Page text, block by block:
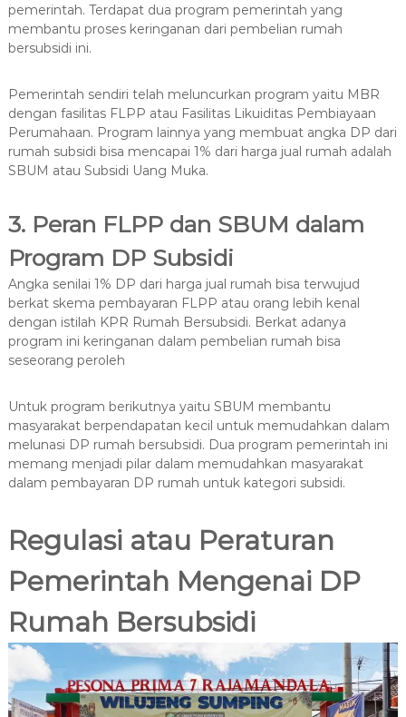
pemerintah. Terdapat dua program pemerintah yang
membantu proses keringanan dari pembelian rumah
bersubsidi ini.
Pemerintah sendiri telah meluncurkan program yaitu MBR
dengan fasilitas FLPP atau Fasilitas Likuiditas Pembiayaan
Perumahaan. Program lainnya yang membuat angka DP dari
rumah subsidi bisa mencapai 1% dari harga jual rumah adalah
SBUM atau Subsidi Uang Muka.
3. Peran FLPP dan SBUM dalam
Program DP Subsidi
Angka senilai 1% DP dari harga jual rumah bisa terwujud
berkat skema pembayaran FLPP atau orang lebih kenal
dengan istilah KPR Rumah Bersubsidi. Berkat adanya
program ini keringanan dalam pembelian rumah bisa
seseorang peroleh
Untuk program berikutnya yaitu SBUM membantu
masyarakat berpendapatan kecil untuk memudahkan dalam
melunasi DP rumah bersubsidi. Dua program pemerintah ini
memang menjadi pilar dalam memudahkan masyarakat
dalam pembayaran DP rumah untuk kategori subsidi.
Regulasi atau Peraturan
Pemerintah Mengenai DP
Rumah Bersubsidi